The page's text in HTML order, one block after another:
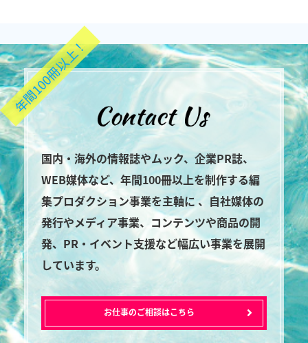
年間100冊以上！
国内・海外の情報誌やムック、企業PR誌、
WEB媒体など、年間100冊以上を制作する編
集プロダクション事業を主軸に 、自社媒体の
発行やメディア事業、コンテンツや商品の開
発、PR・イベント支援など幅広い事業を展開
しています。
お仕事のご相談はこちら